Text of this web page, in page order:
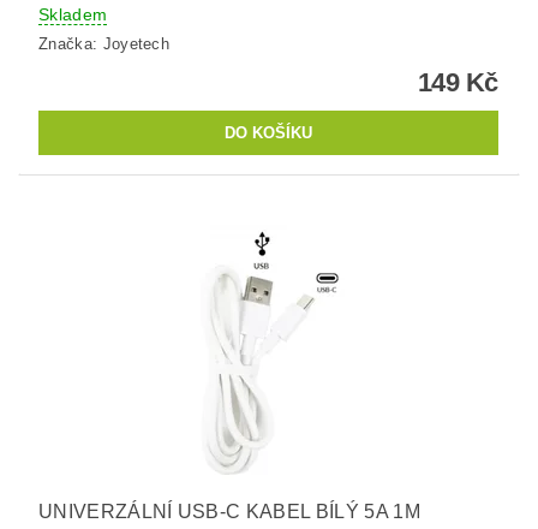
Skladem
Značka: Joyetech
149 Kč
UNIVERZÁLNÍ USB-C KABEL BÍLÝ 5A 1M